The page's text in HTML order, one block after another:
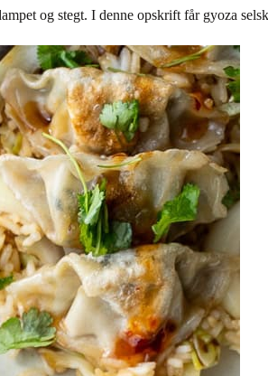
og stegt. I denne opskrift får gyoza